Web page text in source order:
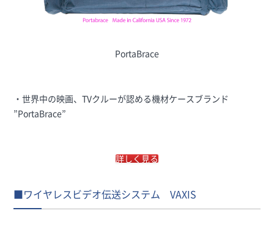
PortaBrace
・世界中の映画、TVクルーが認める機材ケースブランド
”PortaBrace”
詳しく見る
■ワイヤレスビデオ伝送システム VAXIS